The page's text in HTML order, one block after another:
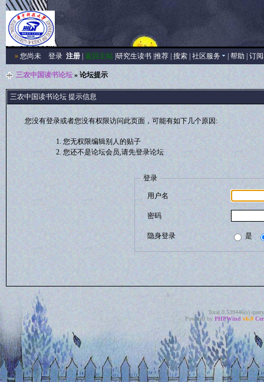
»您尚未 登录 注册| 返回主站| 研究生读书| 推荐| 搜索| 社区服务 帮助 订
三农中国读书论坛» 论坛提示
三农中国读书论坛 提示信息
您没有登录或者您没有权限访问此页面，可能有如下几个原因:
您无权限编辑别人的贴子
您还不是论坛会员,请先登录论坛
登录
用户名
密码
隐身登录 是
Total 0.539446(s)
Powered by PHPWind v6.0